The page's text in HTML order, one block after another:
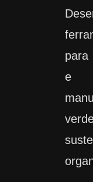
para
e